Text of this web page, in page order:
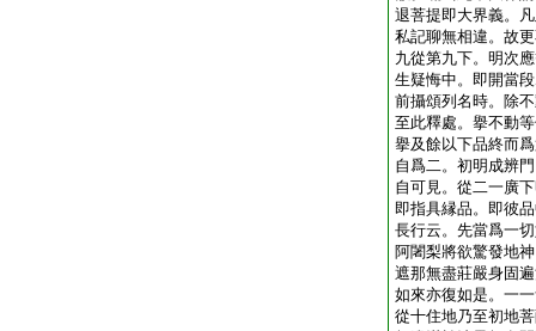
退菩提即大界義。
私記聊無相違。故
九從第九下。明次
生疑悔中。即開當
前攝頌列名時。除
至此釋處。擧不動
擧及餘以下品終而
自爲二。初明成辨
自可見。從二一廣
即指具縁品。即彼
長行云。先當爲一
阿闍梨將欲驚發地
遮那無盡莊嚴身固
如來亦復如是。一
從十住地乃至初地